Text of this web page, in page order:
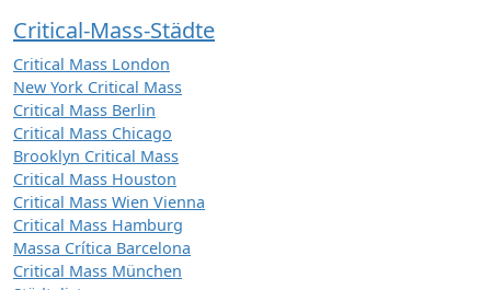
Critical-Mass-Städte
Critical Mass London
New York Critical Mass
Critical Mass Berlin
Critical Mass Chicago
Brooklyn Critical Mass
Critical Mass Houston
Critical Mass Wien Vienna
Critical Mass Hamburg
Massa Crítica Barcelona
Critical Mass München